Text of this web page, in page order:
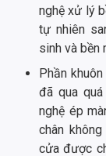
nghệ xử lý
tự nhiên
sinh và bền
Phần
đã qua
nghệ ép
chân
cửa được